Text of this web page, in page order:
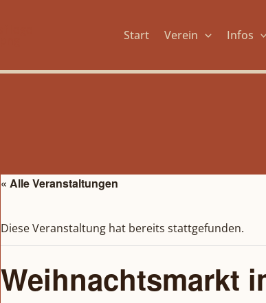
Start Verein Infos
« Alle Veranstaltungen
Diese Veranstaltung hat bereits stattgefunden.
Weihnachtsmarkt